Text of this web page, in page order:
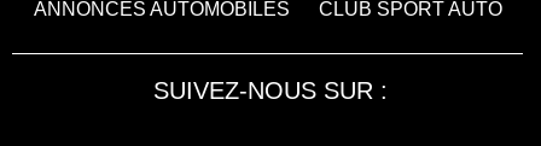
ANNONCES AUTOMOBILES
CLUB SPORT AUTO
SUIVEZ-NOUS SUR :